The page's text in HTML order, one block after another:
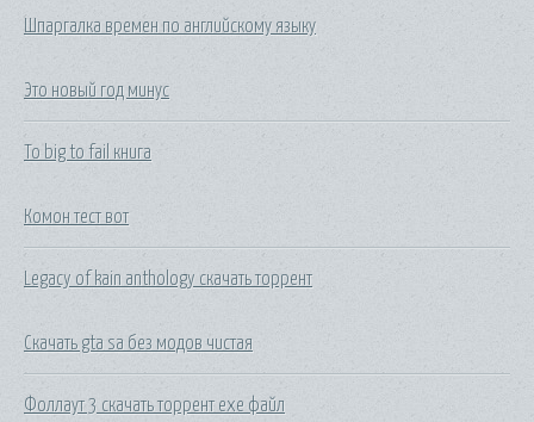
Шпаргалка времен по английскому языку
Это новый год минус
To big to fail книга
Комон тест вот
Legacy of kain anthology скачать торрент
Скачать gta sa без модов чистая
Фоллаут 3 скачать торрент exe файл